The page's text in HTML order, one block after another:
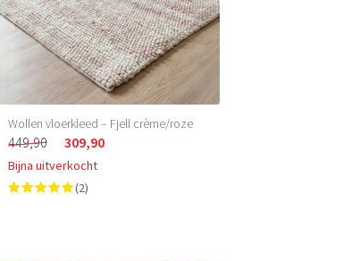
Wollen vloerkleed – Fjell crème/roze
449,90 309,90
Bijna uitverkocht
(2)